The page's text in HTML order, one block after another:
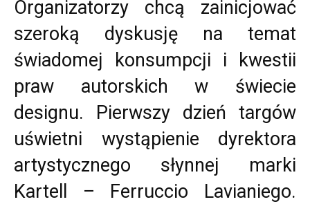
Organizatorzy chcą zainicjować
szeroką dyskusję na temat
świadomej konsumpcji i kwestii
praw autorskich w świecie
designu. Pierwszy dzień targów
uświetni wystąpienie dyrektora
artystycznego słynnej marki
Kartell – Ferruccio Lavianiego.